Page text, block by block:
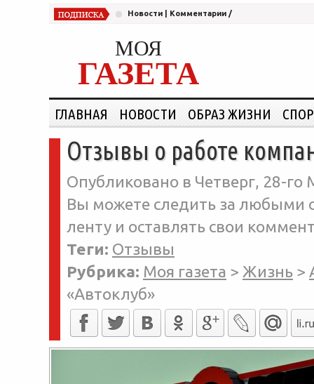
Новости Комментарии /
МОЯ
ГАЗЕТА
ГЛАВНАЯ НОВОСТИ ОБРАЗ ЖИЗНИ
Отзывы о работе
Опубликовано в Четверг, 28-го
Вы можете следить за любыми
ленту и оставлять свои
Теги: Отзывы
Рубрика: Моя газета > Жизнь >
«Автоклуб»